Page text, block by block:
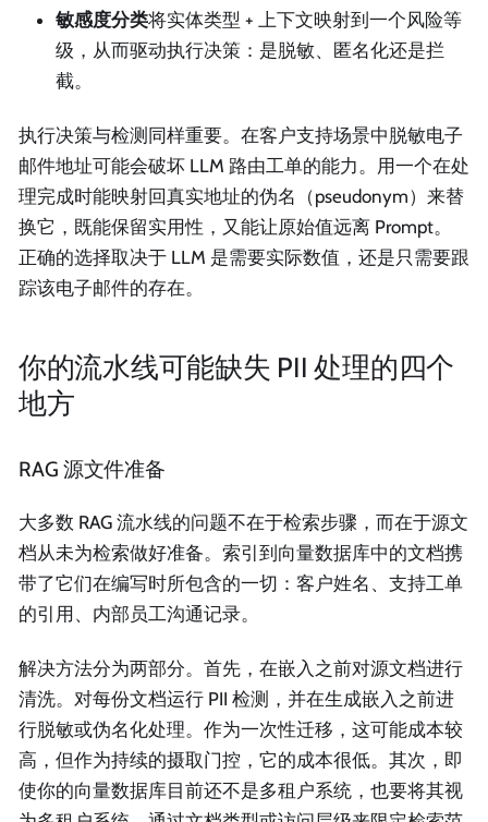
敏感度分类将实体类型 + 上下文映射到一个风险等
级，从而驱动执行决策：是脱敏、匿名化还是拦
截。
执行决策与检测同样重要。在客户支持场景中脱敏电子
邮件地址可能会破坏 LLM 路由工单的能力。用一个在处
理完成时能映射回真实地址的伪名（pseudonym）来替
换它，既能保留实用性，又能让原始值远离 Prompt。
正确的选择取决于 LLM 是需要实际数值，还是只需要跟
踪该电子邮件的存在。
你的流水线可能缺失 PII 处理的四个
地方
RAG 源文件准备
大多数 RAG 流水线的问题不在于检索步骤，而在于源文
档从未为检索做好准备。索引到向量数据库中的文档携
带了它们在编写时所包含的一切：客户姓名、支持工单
的引用、内部员工沟通记录。
解决方法分为两部分。首先，在嵌入之前对源文档进行
清洗。对每份文档运行 PII 检测，并在生成嵌入之前进
行脱敏或伪名化处理。作为一次性迁移，这可能成本较
高，但作为持续的摄取门控，它的成本很低。其次，即
使你的向量数据库目前还不是多租户系统，也要将其视